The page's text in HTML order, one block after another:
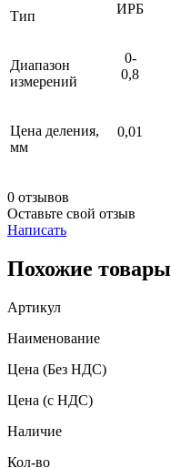
Тип ИРБ
Диапазон
измерений
0-
0,8
Цена деления,
мм
0,01
0 отзывов
Оставьте свой отзыв
Написать
Похожие товары
Артикул
Наименование
Цена (Без НДС)
Цена (с НДС)
Наличие
Кол-во